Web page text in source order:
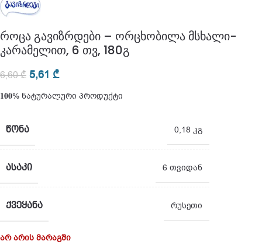
როცა გავიზრდები – ორცხობილა მსხალი-
კარამელით, 6 თვ, 180გ
6,60₾ 5,61 ₾
𝟏𝟎𝟎% ნატურალური პროდუქტი
ᲬᲝᲜᲐ 0,18 კგ
ᲐᲡᲐᲙᲘ 6 თვიდან
ᲥᲕᲔᲧᲐᲜᲐ რუსეთი
არ არის მარაგში